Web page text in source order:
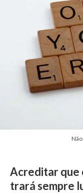
Acreditar que
trará sempre